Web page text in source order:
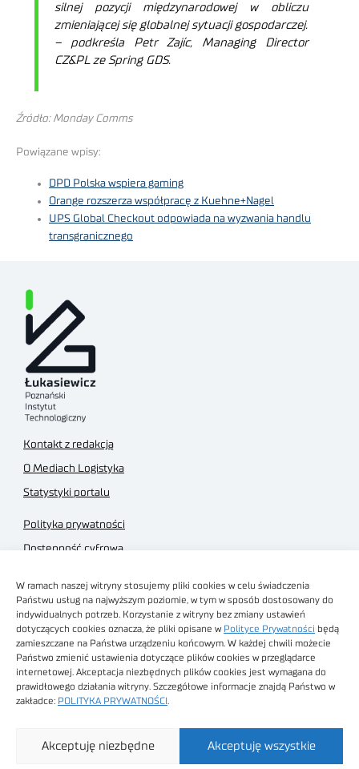
W ramach naszej witryny stosujemy pliki cookies w celu świadczenia
Państwu usług na najwyższym poziomie, w tym w sposób dostosowany do
indywidualnych potrzeb. Korzystanie z witryny bez zmiany ustawień
dotyczących cookies oznacza, że pliki opisane w Polityce Prywatności będą
zamieszczane na Państwa urządzeniu końcowym. W każdej chwili możecie
Państwo zmienić ustawienia dotyczące plików cookies w przeglądarce
internetowej. Akceptacja niezbędnych plików cookies jest wymagana do
prawidłowego działania witryny. Szczegółowe informacje znajdą Państwo w
zakładce: POLITYKA PRYWATNOŚCI
Akceptuję wszystkie
Akceptuję niezbędne
silnej pozycji międzynarodowej w obliczu
zmieniającej się globalnej sytuacji gospodarczej.
– podkreśla Petr Zajíc, Managing Director
CZ&PL ze Spring GDS.
Źródło: Monday Comms
Powiązane wpisy:
DPD Polska wspiera gaming
Orange rozszerza współpracę z Kuehne+Nagel
UPS Global Checkout odpowiada na wyzwania handlu
transgranicznego
Kontakt z redakcją
O Mediach Logistyka
Statystyki portalu
Polityka prywatności
Dostępność cyfrowa
Regulamin sklepu
Obrazy stockowe
autorstwa
Technologiczny